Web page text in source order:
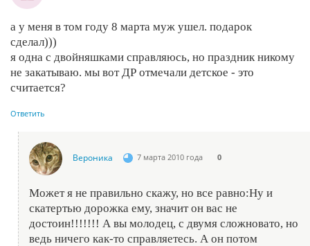
а у меня в том году 8 марта муж ушел. подарок
сделал)))
я одна с двойняшками справляюсь, но праздник никому
не закатываю. мы вот ДР отмечали детское - это
считается?
Ответить
Вероника 7 марта 2010 года 0
Может я не правильно скажу, но все равно:Ну и
скатертью дорожка ему, значит он вас не
достоин!!!!!!! А вы молодец, с двумя сложновато, но
ведь ничего как-то справляетесь. А он потом